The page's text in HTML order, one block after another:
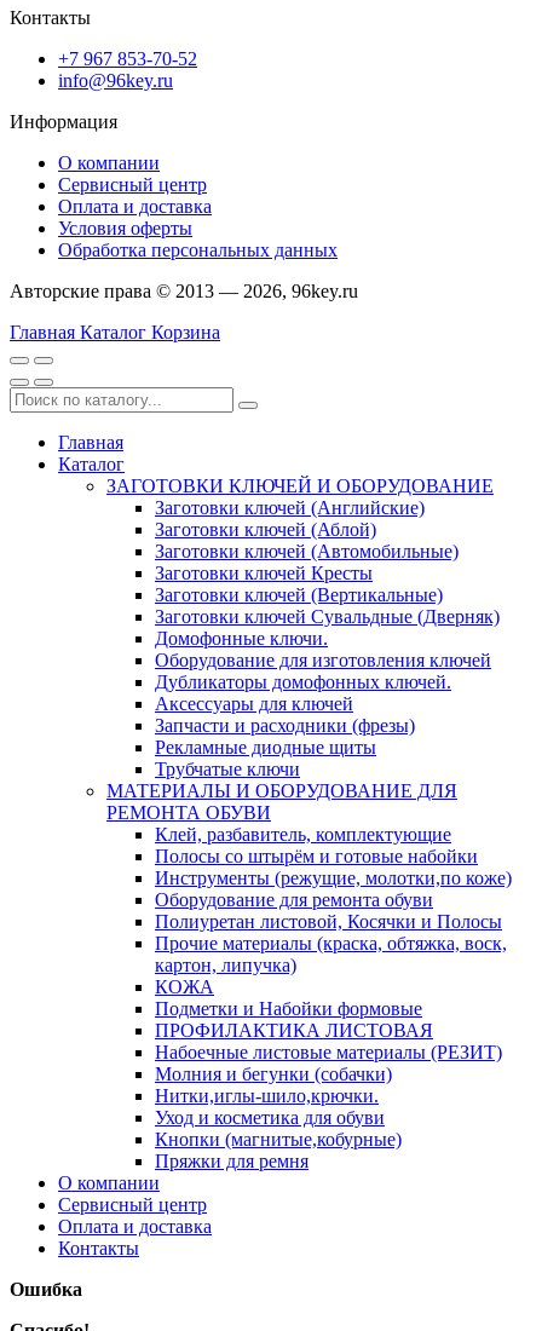
Контакты
+7 967 853-70-52
info@96key.ru
Информация
О компании
Сервисный центр
Оплата и доставка
Условия оферты
Обработка персональных данных
Авторские права © 2013 — 2026, 96key.ru
Главная Каталог Корзина
Главная
Каталог
ЗАГОТОВКИ КЛЮЧЕЙ И ОБОРУДОВАНИЕ
Заготовки ключей (Английские)
Заготовки ключей (Аблой)
Заготовки ключей (Автомобильные)
Заготовки ключей Кресты
Заготовки ключей (Вертикальные)
Заготовки ключей Сувальдные (Дверняк)
Домофонные ключи.
Оборудование для изготовления ключей
Дубликаторы домофонных ключей.
Аксессуары для ключей
Запчасти и расходники (фрезы)
Рекламные диодные щиты
Трубчатые ключи
МАТЕРИАЛЫ И ОБОРУДОВАНИЕ ДЛЯ
РЕМОНТА ОБУВИ
Клей, разбавитель, комплектующие
Полосы со штырём и готовые набойки
Инструменты (режущие, молотки,по коже)
Оборудование для ремонта обуви
Полиуретан листовой, Косячки и Полосы
Прочие материалы (краска, обтяжка, воск,
картон, липучка)
КОЖА
Подметки и Набойки формовые
ПРОФИЛАКТИКА ЛИСТОВАЯ
Набоечные листовые материалы (РЕЗИТ)
Молния и бегунки (собачки)
Нитки,иглы-шило,крючки.
Уход и косметика для обуви
Кнопки (магнитые,кобурные)
Пряжки для ремня
О компании
Сервисный центр
Оплата и доставка
Контакты
Ошибка